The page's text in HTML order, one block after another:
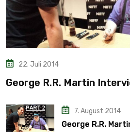
22. Juli 2014
George R.R. Martin
7. August 2014
George R.R.